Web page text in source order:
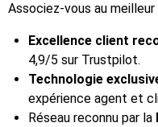
Associez-vous au meilleur
Excellence client
4,9/5 sur Trustpilot.
Technologie
expérience agent et
Réseau reconnu par la